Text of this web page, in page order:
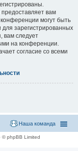
предоставляет вам
могут быть
зарегистрированных
вам следует
на конференции.
согласие со всеми
Наша команда
© phpBB Limited